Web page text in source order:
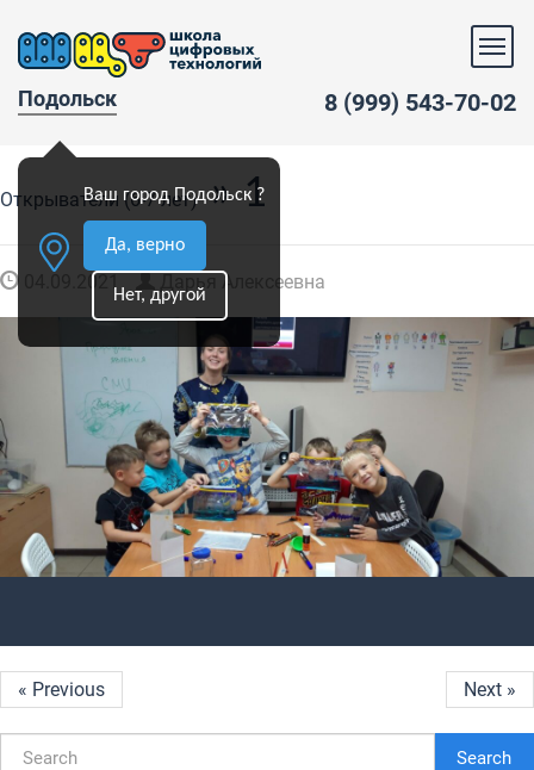
Подольск
Ваш город Подольск ?
Да, верно
Нет, другой
8 (999) 543-70-02
Открыватели (6-7 лет)» 1
04.09.2021 Дарья Алексеевна
« Previous Next »
Search